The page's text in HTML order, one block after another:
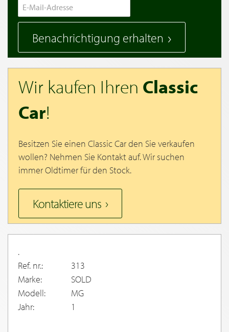
Benachrichtigung erhalten
Wir kaufen Ihren Classic
Car!
Besitzen Sie einen Classic Car den Sie verkaufen
wollen? Nehmen Sie Kontakt auf. Wir suchen
immer Oldtimer für den Stock.
Kontaktiere uns
.
Ref. nr.:
313
Marke:
SOLD
Modell:
MG
Jahr:
1